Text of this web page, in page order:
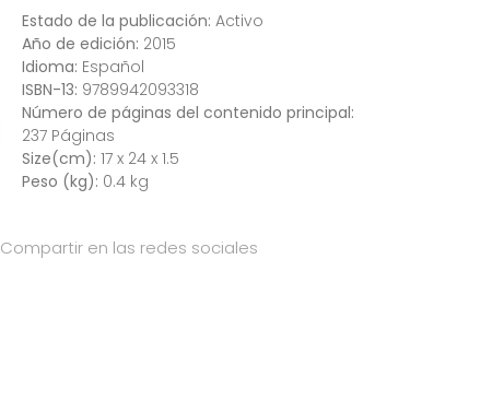
Estado de la publicación: Activo
Año de edición: 2015
Idioma: Español
ISBN-13: 9789942093318
Número de páginas del contenido principal:
237 Páginas
Size(cm): 17 x 24 x 1.5
Peso (kg): 0.4 kg
Compartir en las redes sociales